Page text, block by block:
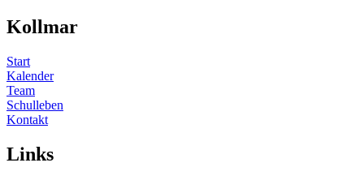
Kollmar
Start
Kalender
Team
Schulleben
Kontakt
Links